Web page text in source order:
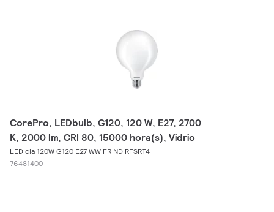
CorePro, LEDbulb, G120, 120 W, E27, 2700
K, 2000 lm, CRI 80, 15000 hora(s), Vidrio
LED cla 120W G120 E27 WW FR ND RFSRT4
76481400